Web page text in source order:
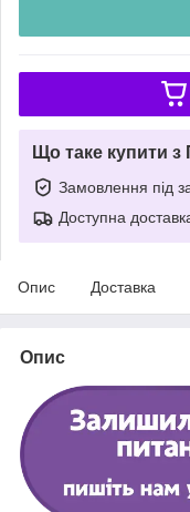
Що таке купити
Замовлення під
Доступна
Опис Доставка
Опис